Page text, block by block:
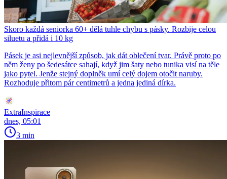
Skoro každá seniorka 60+ dělá tuhle chybu s pásky. Rozbije celou
siluetu a přidá i 10 kg
Pásek je asi nejlevnější způsob, jak dát oblečení tvar. Právě proto po
něm ženy po šedesátce sahají, když jim šaty nebo tunika visí na těle
jako pytel. Jenže stejný doplněk umí celý dojem otočit naruby.
Rozhoduje přitom pár centimetrů a jedna jediná dírka.
ExtraInspirace
dnes, 05:01
3 min